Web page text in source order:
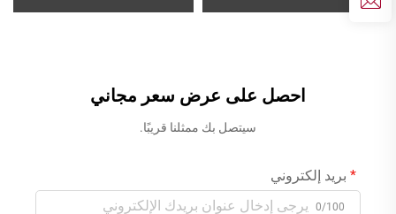
الدرجة الاحترافية لتركيب حوض
احصل على عرض سعر مجاني
سيتصل بك ممثلنا قريبًا.
بريد إلكتروني
0/100